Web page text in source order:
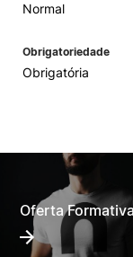
Normal
Obrigatoriedade
Obrigatória
Oferta Formativa